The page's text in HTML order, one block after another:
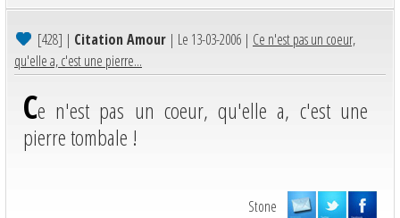
[428] | Citation Amour | Le 13-03-2006 | Ce n'est pas un coeur,
qu'elle a, c'est une pierre...
Ce n'est pas un coeur, qu'elle a, c'est une
pierre tombale !
Stone